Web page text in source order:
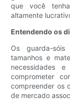
que você
altamente
Entendendo os
Os guarda-
tamanhos e
necessidades
comprometer
compreender os
de mercado